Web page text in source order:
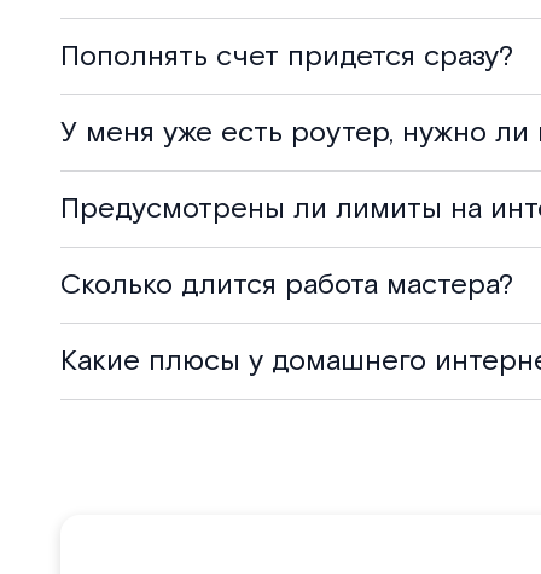
Пополнять счет придется сразу?
У меня уже есть роутер, нужно ли
Предусмотрены ли лимиты на
Сколько длится работа мастера?
Какие плюсы у домашнего